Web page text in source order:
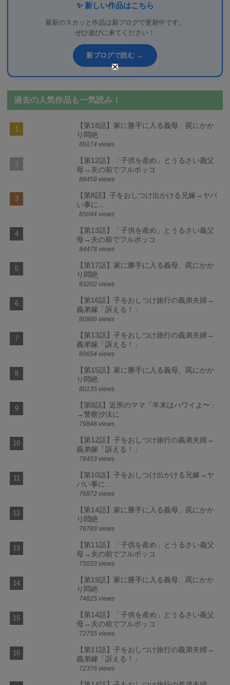
✨ 新しい作品はこちら
最新のスカッと作品は新ブログで更新中です。
ぜひ遊びに来てください！
新ブログで読む →
過去の人気作品も一気読み！
【第18話】家に勝手に入る義母、罠にかか
り悶絶
89174 views
【第12話】「子供を産め」とうるさい義父
母→夫の前でフルボッコ
88459 views
【第8話】子をおしつけ出かける兄嫁→ヤバ
い事に...
85044 views
【第13話】「子供を産め」とうるさい義父
母→夫の前でフルボッコ
84478 views
【第17話】家に勝手に入る義母、罠にかか
り悶絶
83202 views
【第16話】子をおしつけ旅行の義弟夫婦→
義弟嫁「訴える！」
80986 views
【第13話】子をおしつけ旅行の義弟夫婦→
義弟嫁「訴える！」
80654 views
【第15話】家に勝手に入る義母、罠にかか
り悶絶
80135 views
【第8話】近所のママ「年末はハワイよ〜」
→警察沙汰に
79848 views
【第12話】子をおしつけ旅行の義弟夫婦→
義弟嫁「訴える！」
78453 views
【第10話】子をおしつけ出かける兄嫁→ヤ
バい事に...
76872 views
【第14話】家に勝手に入る義母、罠にかか
り悶絶
76789 views
【第11話】「子供を産め」とうるさい義父
母→夫の前でフルボッコ
75033 views
【第19話】家に勝手に入る義母、罠にかか
り悶絶
74825 views
【第14話】「子供を産め」とうるさい義父
母→夫の前でフルボッコ
72755 views
【第11話】子をおしつけ旅行の義弟夫婦→
義弟嫁「訴える！」
72376 views